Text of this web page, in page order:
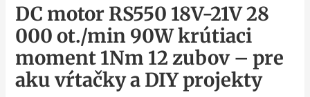
DC motor RS550 18V-21V 28
000 ot./min 90W krútiaci
moment 1Nm 12 zubov – pre
aku vŕtačky a DIY projekty